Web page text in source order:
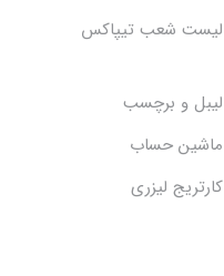
لیست شعب تیپاکس
لیبل و برچسب
ماشین حساب
کارتریج لیزری